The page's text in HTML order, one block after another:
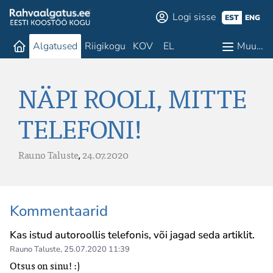
Logi sisse EST ENG
Algatused Riigikogu KOV EL Muu…
NÄPI ROOLI, MITTE
TELEFONI!
Rauno Taluste,24.07.2020
Kommentaarid
Kas istud autoroollis telefonis, või jagad seda artiklit.
Rauno Taluste, 25.07.2020 11:39
Otsus on sinu! :)